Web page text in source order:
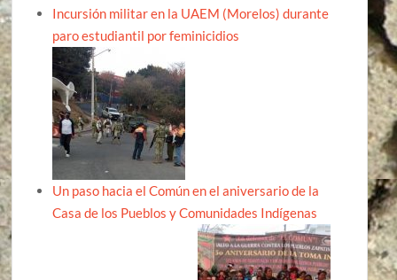
Incursión militar en la UAEM (Morelos) durante
paro estudiantil por feminicidios
Un paso hacia el Común en el aniversario de la
Casa de los Pueblos y Comunidades Indígenas